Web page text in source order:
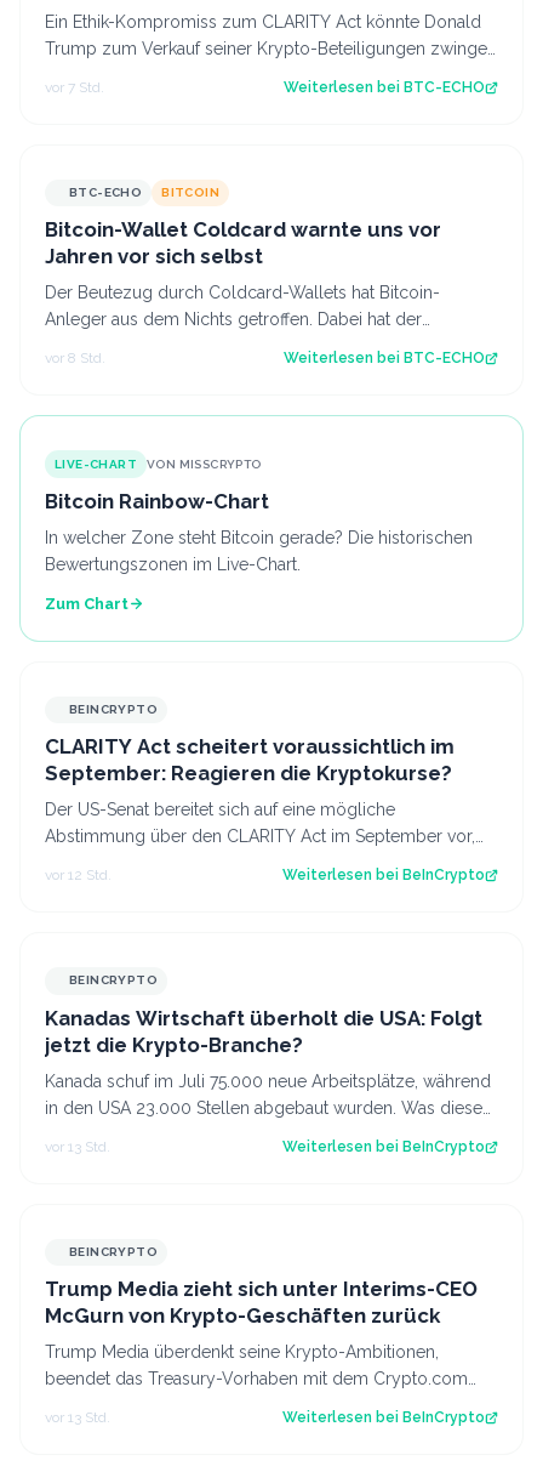
Ein Ethik-Kompromiss zum CLARITY Act könnte Donald
Trump zum Verkauf seiner Krypto-Beteiligungen zwingen
vor 7 Std. Weiterlesen bei BTC-ECHO
BTC-ECHO BITCOIN
Bitcoin-Wallet Coldcard warnte uns vor
Jahren vor sich selbst
Der Beutezug durch Coldcard-Wallets hat Bitcoin-
Anleger aus dem Nichts getroffen. Dabei hat der
Hersteller offenbar seine eigene Warnung ign…
vor 8 Std. Weiterlesen bei BTC-ECHO
LIVE-CHART VON MISSCRYPTO
Bitcoin Rainbow-Chart
In welcher Zone steht Bitcoin gerade? Die historischen
Bewertungszonen im Live-Chart.
Zum Chart
BEINCRYPTO
CLARITY Act scheitert voraussichtlich im
September: Reagieren die Kryptokurse?
Der US-Senat bereitet sich auf eine mögliche
Abstimmung über den CLARITY Act im September vor,
obwohl weiterhin die nötige Unterstützung feh…
vor 12 Std. Weiterlesen bei BeInCrypto
BEINCRYPTO
Kanadas Wirtschaft überholt die USA: Folgt
jetzt die Krypto-Branche?
Kanada schuf im Juli 75.000 neue Arbeitsplätze, während
in den USA 23.000 Stellen abgebaut wurden. Was diese
vor 13 Std. Weiterlesen bei BeInCrypto
BEINCRYPTO
Trump Media zieht sich unter Interims-CEO
McGurn von Krypto-Geschäften zurück
Trump Media überdenkt seine Krypto-Ambitionen,
beendet das Treasury-Vorhaben mit dem Crypto.com
vor 13 Std. Weiterlesen bei BeInCrypto